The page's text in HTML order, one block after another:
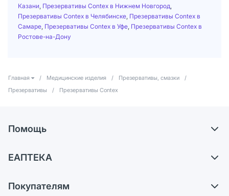
Казани Презервативы Contex в Нижнем Новгород
Презервативы Contex в Челябинске Презервативы Contex в
Самаре Презервативы Contex в Уфе Презервативы Contex в
Ростове-на-Дону
Главная / Медицинские изделия / Презервативы, смазки
/
Презервативы
/ Презервативы Contex
Помощь
Обмен и возврат
ЕАПТЕКА
Карьера
Покупателям